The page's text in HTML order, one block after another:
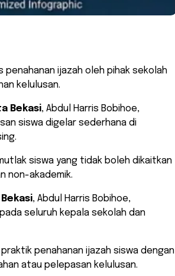
penahanan ijazah oleh pihak sekolah
kelulusan.
Bekasi, Abdul Harris Bobihoe,
siswa digelar sederhana di
siswa yang tidak boleh dikaitkan
non-akademik.
, Abdul Harris Bobihoe,
seluruh kepala sekolah dan
penahanan ijazah siswa dengan
atau pelepasan kelulusan.